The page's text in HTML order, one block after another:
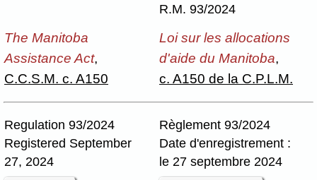
R.M. 93/2024
The Manitoba
Assistance Act,
C.C.S.M. c. A150
Loi sur les allocations
d'aide du Manitoba,
c. A150 de la C.P.L.M.
Regulation 93/2024
Registered September
27, 2024
Règlement 93/2024
Date d'enregistrement :
le 27 septembre 2024